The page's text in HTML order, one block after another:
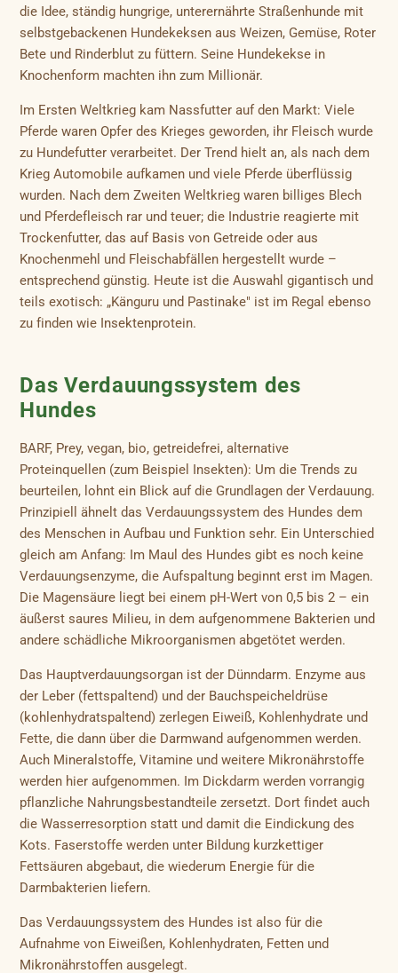
die Idee, ständig hungrige, unterernährte Straßenhunde mit
selbstgebackenen Hundekeksen aus Weizen, Gemüse, Roter
Bete und Rinderblut zu füttern. Seine Hundekekse in
Knochenform machten ihn zum Millionär.
Im Ersten Weltkrieg kam Nassfutter auf den Markt: Viele
Pferde waren Opfer des Krieges geworden, ihr Fleisch wurde
zu Hundefutter verarbeitet. Der Trend hielt an, als nach dem
Krieg Automobile aufkamen und viele Pferde überflüssig
wurden. Nach dem Zweiten Weltkrieg waren billiges Blech
und Pferdefleisch rar und teuer; die Industrie reagierte mit
Trockenfutter, das auf Basis von Getreide oder aus
Knochenmehl und Fleischabfällen hergestellt wurde –
entsprechend günstig. Heute ist die Auswahl gigantisch und
teils exotisch: „Känguru und Pastinake" ist im Regal ebenso
zu finden wie Insektenprotein.
Das Verdauungssystem des
Hundes
BARF, Prey, vegan, bio, getreidefrei, alternative
Proteinquellen (zum Beispiel Insekten): Um die Trends zu
beurteilen, lohnt ein Blick auf die Grundlagen der Verdauung.
Prinzipiell ähnelt das Verdauungssystem des Hundes dem
des Menschen in Aufbau und Funktion sehr. Ein Unterschied
gleich am Anfang: Im Maul des Hundes gibt es noch keine
Verdauungsenzyme, die Aufspaltung beginnt erst im Magen.
Die Magensäure liegt bei einem pH-Wert von 0,5 bis 2 – ein
äußerst saures Milieu, in dem aufgenommene Bakterien und
andere schädliche Mikroorganismen abgetötet werden.
Das Hauptverdauungsorgan ist der Dünndarm. Enzyme aus
der Leber (fettspaltend) und der Bauchspeicheldrüse
(kohlenhydratspaltend) zerlegen Eiweiß, Kohlenhydrate und
Fette, die dann über die Darmwand aufgenommen werden.
Auch Mineralstoffe, Vitamine und weitere Mikronährstoffe
werden hier aufgenommen. Im Dickdarm werden vorrangig
pflanzliche Nahrungsbestandteile zersetzt. Dort findet auch
die Wasserresorption statt und damit die Eindickung des
Kots. Faserstoffe werden unter Bildung kurzkettiger
Fettsäuren abgebaut, die wiederum Energie für die
Darmbakterien liefern.
Das Verdauungssystem des Hundes ist also für die
Aufnahme von Eiweißen, Kohlenhydraten, Fetten und
Mikronährstoffen ausgelegt.